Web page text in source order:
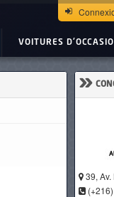
VOITURES
»
39,